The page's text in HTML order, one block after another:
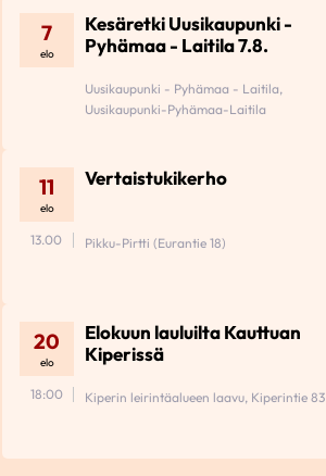
7
elo
Kesäretki Uusikaupunki -
Pyhämaa - Laitila 7.8.
Uusikaupunki - Pyhämaa - Laitila,
Uusikaupunki-Pyhämaa-Laitila
11
elo
Vertaistukikerho
13.00 Pikku-Pirtti (Eurantie 18)
20
elo
Elokuun lauluilta Kauttuan
Kiperissä
18:00 Kiperin leirintäalueen laavu, Kiperintie 83